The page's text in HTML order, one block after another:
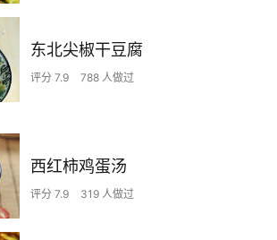
东北尖椒干豆腐
评分 7.9 788 人做过
西红柿鸡蛋汤
评分 7.9 319 人做过